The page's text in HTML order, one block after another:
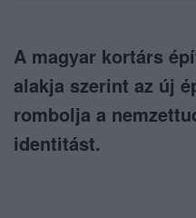
A magyar kortárs
alakja szerint az új
rombolja a
identitást.